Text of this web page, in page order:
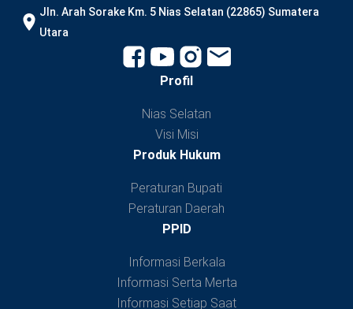
JIn. Arah Sorake Km. 5 Nias Selatan (22865) Sumatera
Utara
Profil
Nias Selatan
Visi Misi
Produk Hukum
Peraturan Bupati
Peraturan Daerah
PPID
Informasi Berkala
Informasi Serta Merta
Informasi Setiap Saat